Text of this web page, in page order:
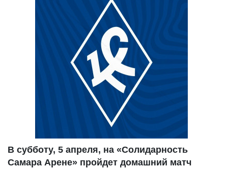
В субботу, 5 апреля, на «Солидарность
Самара Арене» пройдет домашний матч